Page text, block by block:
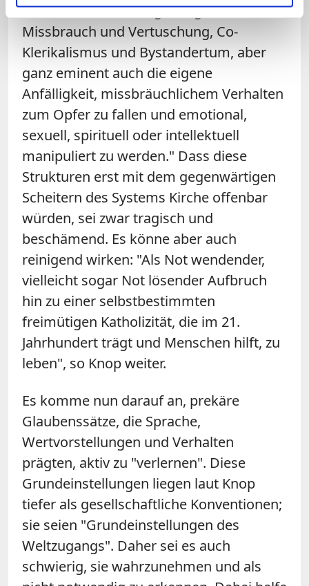
und internalisiert, begünstigen sie
Missbrauch und Vertuschung, Co-
Klerikalismus und Bystandertum, aber
ganz eminent auch die eigene
Anfälligkeit, missbräuchlichem Verhalten
zum Opfer zu fallen und emotional,
sexuell, spirituell oder intellektuell
manipuliert zu werden." Dass diese
Strukturen erst mit dem gegenwärtigen
Scheitern des Systems Kirche offenbar
würden, sei zwar tragisch und
beschämend. Es könne aber auch
reinigend wirken: "Als Not wendender,
vielleicht sogar Not lösender Aufbruch
hin zu einer selbstbestimmten
freimütigen Katholizität, die im 21.
Jahrhundert trägt und Menschen hilft, zu
leben", so Knop weiter.
Es komme nun darauf an, prekäre
Glaubenssätze, die Sprache,
Wertvorstellungen und Verhalten
prägten, aktiv zu "verlernen". Diese
Grundeinstellungen liegen laut Knop
tiefer als gesellschaftliche Konventionen;
sie seien "Grundeinstellungen des
Weltzugangs". Daher sei es auch
schwierig, sie wahrzunehmen und als